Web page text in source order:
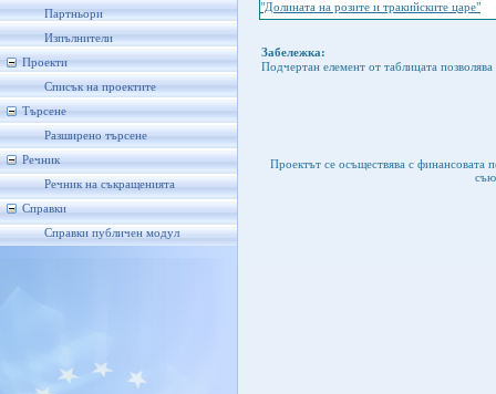
Партньори
Изпълнители
Проекти
Списък на проектите
Търсене
Разширено търсене
Речник
Речник на съкращенията
Справки
Справки публичен модул
"Долината на розите и тракийските царе"
Забележка:
Подчертан елемент от таблицата
Проектът се осъществява с финансовата